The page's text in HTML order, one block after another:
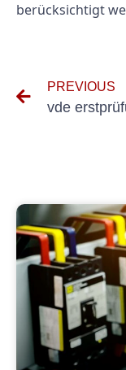
berücksichtigt
PREVIOUS
vde